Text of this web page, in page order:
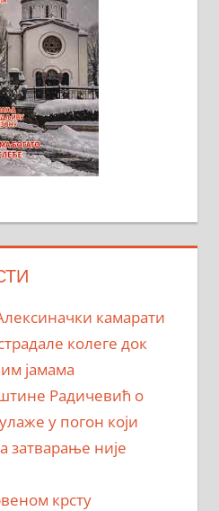
камарати
колеге док
јамама
Радичевић о
у погон који
затварање није
крсту